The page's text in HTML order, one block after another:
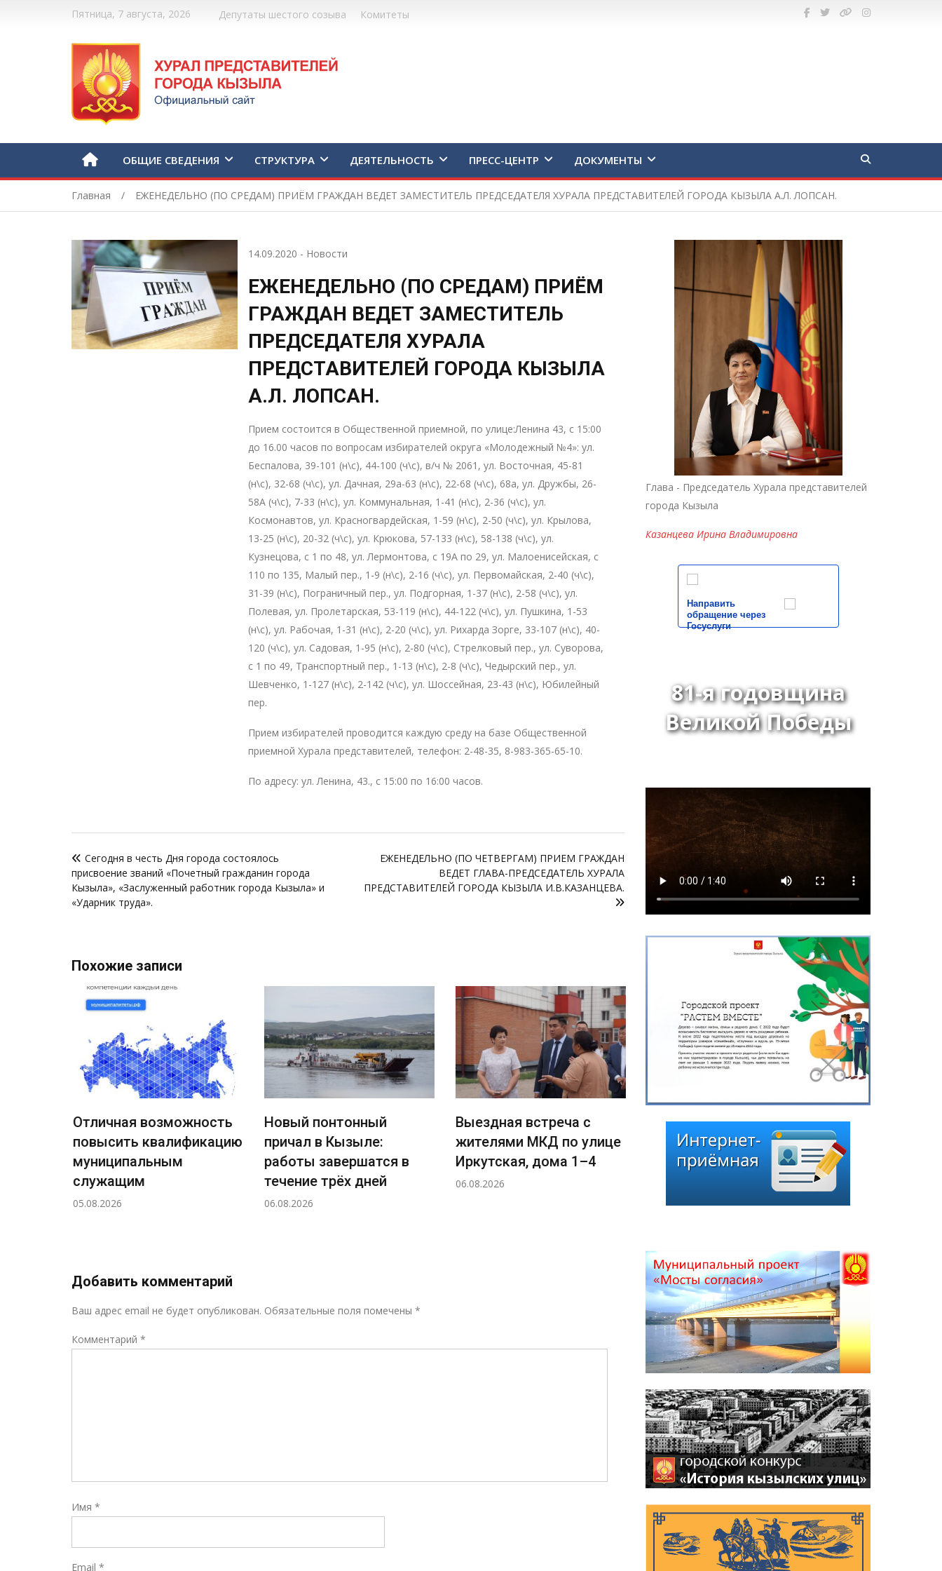
Пятница, 7 августа, 2026 Депутаты шестого созыва Комитеты
ОБЩИЕ СВЕДЕНИЯ СТРУКТУРА ДЕЯТЕЛЬНОСТЬ ПРЕСС-ЦЕНТР ДОКУМЕНТЫ
Главная ЕЖЕНЕДЕЛЬНО (ПО СРЕДАМ) ПРИЁМ ГРАЖДАН ВЕДЕТ ЗАМЕСТИТЕЛЬ ПРЕДСЕДАТЕЛЯ ХУРАЛА ПРЕДСТАВИТЕЛЕЙ ГОРОДА КЫЗЫЛА А.Л. ЛОПСАН.
14.09.2020 - Новости
ЕЖЕНЕДЕЛЬНО (ПО СРЕДАМ) ПРИЁМ
ГРАЖДАН ВЕДЕТ ЗАМЕСТИТЕЛЬ
ПРЕДСЕДАТЕЛЯ ХУРАЛА
ПРЕДСТАВИТЕЛЕЙ ГОРОДА КЫЗЫЛА
А.Л. ЛОПСАН.
Прием состоится в Общественной приемной, по улице:Ленина 43, с 15:00
до 16.00 часов по вопросам избирателей округа «Молодежный №4»: ул.
Беспалова, 39-101 (н\с), 44-100 (ч\с), в/ч № 2061, ул. Восточная, 45-81
(н\с), 32-68 (ч\с), ул. Дачная, 29а-63 (н\с), 22-68 (ч\с), 68а, ул. Дружбы, 26-
58А (ч\с), 7-33 (н\с), ул. Коммунальная, 1-41 (н\с), 2-36 (ч\с), ул.
Космонавтов, ул. Красногвардейская, 1-59 (н\с), 2-50 (ч\с), ул. Крылова,
13-25 (н\с), 20-32 (ч\с), ул. Крюкова, 57-133 (н\с), 58-138 (ч\с), ул.
Кузнецова, с 1 по 48, ул. Лермонтова, с 19А по 29, ул. Малоенисейская, с
110 по 135, Малый пер., 1-9 (н\с), 2-16 (ч\с), ул. Первомайская, 2-40 (ч\с),
31-39 (н\с), Пограничный пер., ул. Подгорная, 1-37 (н\с), 2-58 (ч\с), ул.
Полевая, ул. Пролетарская, 53-119 (н\с), 44-122 (ч\с), ул. Пушкина, 1-53
(н\с), ул. Рабочая, 1-31 (н\с), 2-20 (ч\с), ул. Рихарда Зорге, 33-107 (н\с), 40-
120 (ч\с), ул. Садовая, 1-95 (н\с), 2-80 (ч\с), Стрелковый пер., ул. Суворова,
с 1 по 49, Транспортный пер., 1-13 (н\с), 2-8 (ч\с), Чедырский пер., ул.
Шевченко, 1-127 (н\с), 2-142 (ч\с), ул. Шоссейная, 23-43 (н\с), Юбилейный
пер.
Прием избирателей проводится каждую среду на базе Общественной
приемной Хурала представителей, телефон: 2-48-35, 8-983-365-65-10.
По адресу: ул. Ленина, 43., с 15:00 по 16:00 часов.
по
записям
Сегодня в честь Дня города состоялось
присвоение званий «Почетный гражданин города
Кызыла», «Заслуженный работник города Кызыла» и
«Ударник труда».
ЕЖЕНЕДЕЛЬНО (ПО ЧЕТВЕРГАМ) ПРИЕМ ГРАЖДАН
ВЕДЕТ ГЛАВА-ПРЕДСЕДАТЕЛЬ ХУРАЛА
ПРЕДСТАВИТЕЛЕЙ ГОРОДА КЫЗЫЛА И.В.КАЗАНЦЕВА.
Похожие записи
Отличная возможность
повысить квалификацию
муниципальным
служащим
05.08.2026
Новый понтонный
причал в Кызыле:
работы завершатся в
течение трёх дней
06.08.2026
Выездная встреча с
жителями МКД по улице
Иркутская, дома 1–4
06.08.2026
Глава города Кызыла
Ирина Казанцева
поздравила с 92-летием
Почётного гражданина
Добавить комментарий
Ваш адрес email не будет опубликован. Обязательные поля помечены *
Комментарий *
Имя *
Email *
Рейтинг *
Глава - Председатель Хурала представителей
города Кызыла
Казанцева Ирина Владимировна
Направить
обращение через
Госуслуги
81-я годовщина
Великой Победы